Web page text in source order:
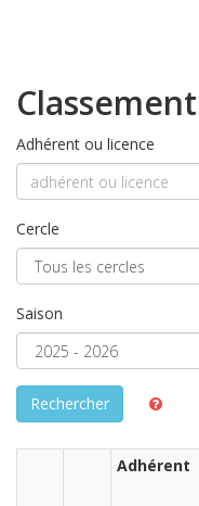
Adhérent ou licence
Cercle
Saison
Rechercher
Adhérent